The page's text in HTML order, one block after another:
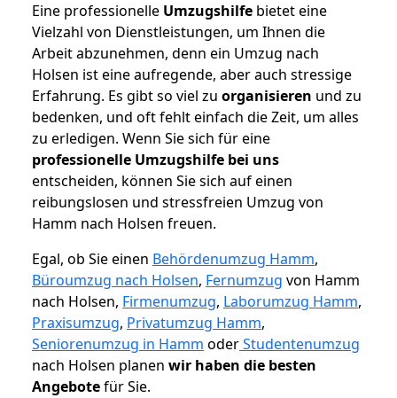
Eine professionelle Umzugshilfe bietet eine
Vielzahl von Dienstleistungen, um Ihnen die
Arbeit abzunehmen, denn ein Umzug nach
Holsen ist eine aufregende, aber auch stressige
Erfahrung. Es gibt so viel zu organisieren und zu
bedenken, und oft fehlt einfach die Zeit, um alles
zu erledigen. Wenn Sie sich für eine
professionelle Umzugshilfe bei uns
entscheiden, können Sie sich auf einen
reibungslosen und stressfreien Umzug von
Hamm nach Holsen freuen.
Egal, ob Sie einen Behördenumzug Hamm,
Büroumzug nach Holsen, Fernumzug von Hamm
nach Holsen, Firmenumzug, Laborumzug Hamm,
Praxisumzug, Privatumzug Hamm,
Seniorenumzug in Hamm oderStudentenumzug
nach Holsen planen wir haben die besten
Angebotefür Sie.